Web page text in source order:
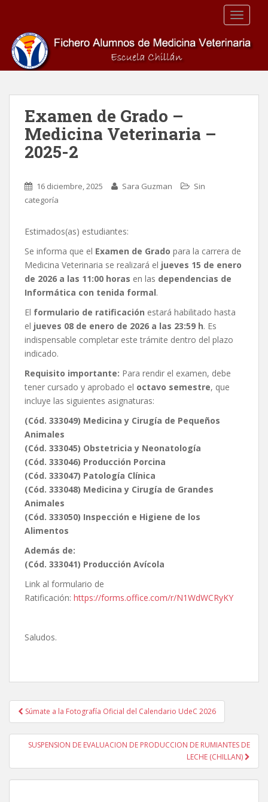
Examen de Grado –
Medicina Veterinaria –
2025-2
16 diciembre, 2025 Sara Guzman
Sin
categoría
Estimados(as) estudiantes:
Se informa que el Examen de Grado para la carrera de
Medicina Veterinaria se realizará el jueves 15 de enero
de 2026 a las 11:00 horas en las dependencias de
Informática con tenida formal.
El formulario de ratificación estará habilitado hasta
el jueves 08 de enero de 2026 a las 23:59 h. Es
indispensable completar este trámite dentro del plazo
indicado.
Requisito importante: Para rendir el examen, debe
tener cursado y aprobado el octavo semestre, que
incluye las siguientes asignaturas:
(Cód. 333049) Medicina y Cirugía de Pequeños
Animales
(Cód. 333045) Obstetricia y Neonatología
(Cód. 333046) Producción Porcina
(Cód. 333047) Patología Clínica
(Cód. 333048) Medicina y Cirugía de Grandes
Animales
(Cód. 333050) Inspección e Higiene de los
Alimentos
Además de:
(Cód. 333041) Producción Avícola
Link al formulario de
Ratificación: https://forms.office.com/r/N1WdWCRyKY
Saludos.
Navegación
de
entradas
Súmate a la Fotografía Oficial del Calendario UdeC 2026
SUSPENSION DE EVALUACION DE PRODUCCION DE RUMIANTES DE
LECHE (CHILLAN)